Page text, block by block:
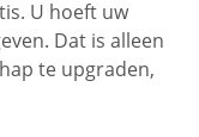
U hoeft uw
Dat is alleen
te upgraden,